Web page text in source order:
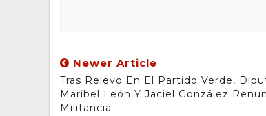
Newer Article
Tras Relevo En El Partido Verde,
Maribel León Y Jaciel González
Militancia